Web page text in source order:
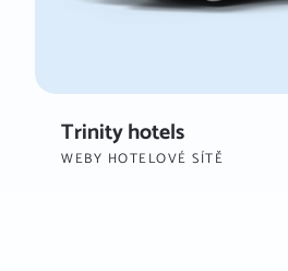
Trinity hotels
WEBY HOTELOVÉ SÍTĚ